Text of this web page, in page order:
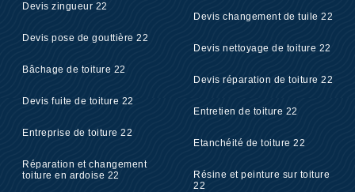
Devis zingueur 22
Devis pose de gouttière 22
Bâchage de toiture 22
Devis fuite de toiture 22
Entreprise de toiture 22
Réparation et changement
toiture en ardoise 22
Devis changement de tuile 22
Devis nettoyage de toiture 22
Devis réparation de toiture 22
Entretien de toiture 22
Etanchéité de toiture 22
Résine et peinture sur toiture
22